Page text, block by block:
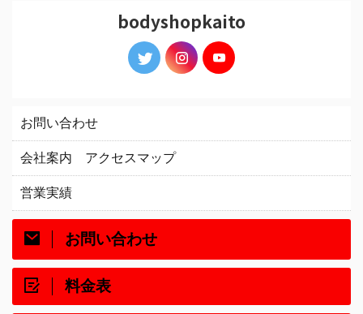
bodyshopkaito
お問い合わせ
会社案内 アクセスマップ
営業実績
お問い合わせ
料金表